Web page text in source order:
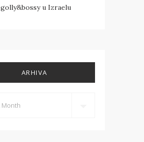
golly&bossy u Izraelu
ARHIVA